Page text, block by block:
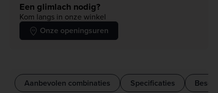
Een glimlach nodig?
Kom langs in onze winkel
Onze openingsuren
Aanbevolen combinaties Specificaties